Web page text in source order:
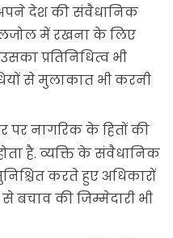
अपने देश की संवैधानिक
में रखना के लिए
प्रतिनिधित्व भी
से मुलाकात भी करनी
पर नागरिक के हितों की
है. व्यक्ति के संवैधानिक
करते हुए अधिकारों
बचाव की जिम्मेदारी भी